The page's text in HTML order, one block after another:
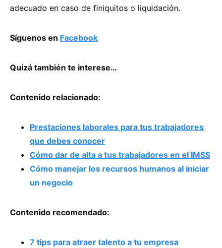
adecuado en caso de finiquitos o liquidación.
Síguenos en Facebook
Quizá también te interese…
Contenido relacionado:
Prestaciones laborales para tus trabajadores
que debes conocer
Cómo dar de alta a tus trabajadores en el IMSS
Cómo manejar los recursos humanos al iniciar
un negocio
Contenido recomendado:
7 tips para atraer talento a tu empresa